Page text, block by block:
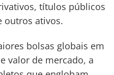
títulos públicos
outros ativos.
bolsas globais em
valor de mercado, a